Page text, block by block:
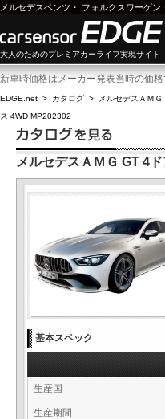
メルセデスベンツ ・ フォルクスワーゲン
大人のためのプレミアカーライフ実現サイ
新車時価格はメーカー発表当時の価
EDGE.net > カタログ > メルセデスＡＭＧ
ス 4WD MP202302
メルセデスＡＭＧ GT 4
基本スペック
生産国
生産期間